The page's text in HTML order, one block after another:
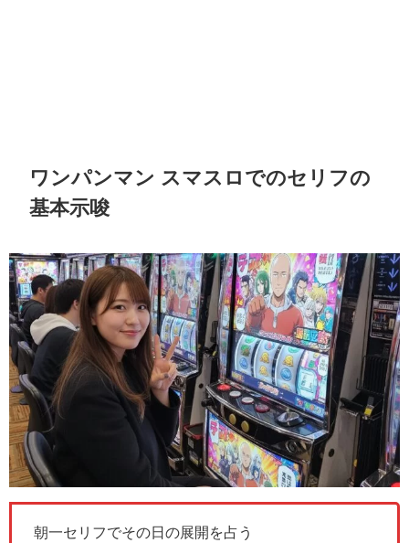
ワンパンマン スマスロでのセリフの
基本示唆
朝一セリフでその日の展開を占う